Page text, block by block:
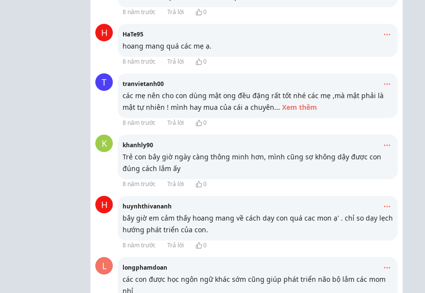
8 năm trước Trả lời 0
H HaTe95
hoang mang quá các mẹ ạ.
8 năm trước Trả lời 0
T tranvietanh00
các mẹ nên cho con dùng mật ong đều đặng rất tốt nhé các mẹ ,mà mật phải là
mật tự nhiên ! mình hay mua của cái a chuyên... Xem thêm
8 năm trước Trả lời 0
K khanhly90
Trẻ con bây giờ ngày càng thông minh hơn, mình cũng sợ không dậy được con
đúng cách lắm ấy
8 năm trước Trả lời 0
H huynhthivananh
bây giờ em cảm thấy hoang mang về cách dạy con quá cac mon ạ' . chỉ so dạy lẹch
hướng phát triển của con.
8 năm trước Trả lời 0
L longphamdoan
các con được học ngôn ngữ khác sớm cũng giúp phát triển não bộ lắm các mom
nhỉ